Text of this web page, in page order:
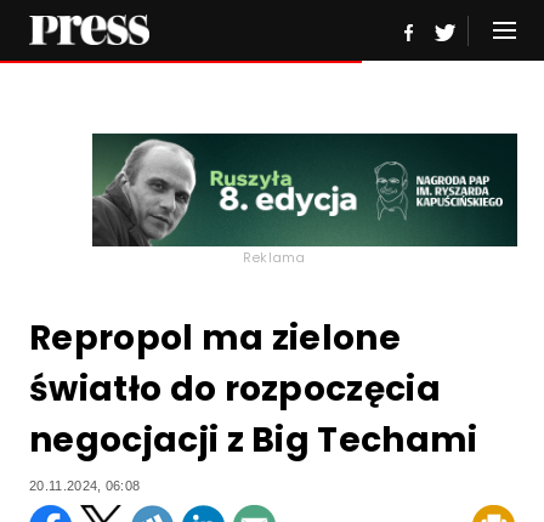
Reklama
Repropol ma zielone
światło do rozpoczęcia
negocjacji z Big Techami
20.11.2024, 06:08